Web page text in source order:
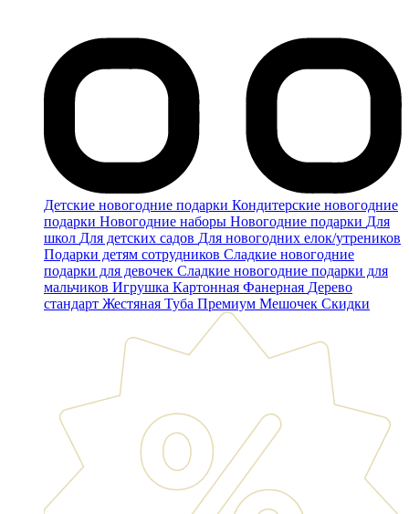
Детские новогодние подарки Кондитерские новогодние
подарки Новогодние наборы Новогодние подарки Для
школ Для детских садов Для новогодних елок/утреников
Подарки детям сотрудников Сладкие новогодние
подарки для девочек Сладкие новогодние подарки для
мальчиков Игрушка Картонная Фанерная Дерево
стандарт Жестяная Туба Премиум Мешочек Скидки